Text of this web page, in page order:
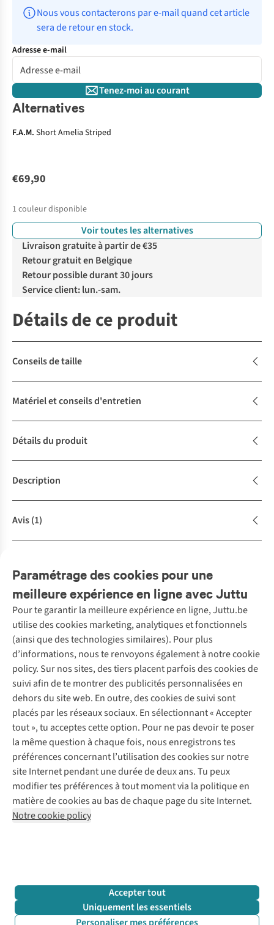
Nous vous contacterons par e-mail quand cet article
sera de retour en stock.
Adresse e-mail
Tenez-moi au courant
Alternatives
F.A.M. Short Amelia Striped
€69,90
1 couleur disponible
Voir toutes les alternatives
Livraison gratuite à partir de €35
Retour gratuit en Belgique
Retour possible durant 30 jours
Service client: lun.-sam.
Détails de ce produit
Conseils de taille
Matériel et conseils d'entretien
Détails du produit
Description
Avis(1)
Complétez le look
Achète la tenue
Paramétrage des cookies pour une
meilleure expérience en ligne avec Juttu
Pour te garantir la meilleure expérience en ligne, Juttu.be
utilise des cookies marketing, analytiques et fonctionnels
(ainsi que des technologies similaires). Pour plus
d’informations, nous te renvoyons également à notre cookie
policy. Sur nos sites, des tiers placent parfois des cookies de
suivi afin de te montrer des publicités personnalisées en
dehors du site web. En outre, des cookies de suivi sont
placés par les réseaux sociaux. En sélectionnant « Accepter
tout », tu acceptes cette option. Pour ne pas devoir te poser
la même question à chaque fois, nous enregistrons tes
préférences concernant l’utilisation des cookies sur notre
site Internet pendant une durée de deux ans. Tu peux
modifier tes préférences à tout moment via la politique en
matière de cookies au bas de chaque page du site Internet.
Notre cookie policy
Accepter tout
Uniquement les essentiels
Service client
Questions fréquentes
Commander
Payer
10 % réduction étudiants
Klarna : post-paiement
Livraison
Retourner
Rétractation d'une commande
Garantie
Contact
Nos services
Vintage - ReJUsed
Atelier de couture
Personal shopping
Boîte à vêtements
Événements / ateliers
Juttu
Qui sommes-nous ?
Juttu Friends
Inspiration
Travailler chez Juttu
Nos magasins
Le monde de Juttu
Entrepreneuriat responsable
Déclaration d’accessibilité
Abonne-toi à la newsletter
Suivez-nous
+32 (0)3 828 30 15 team@juttu.be
BTW BE 0416.762.280